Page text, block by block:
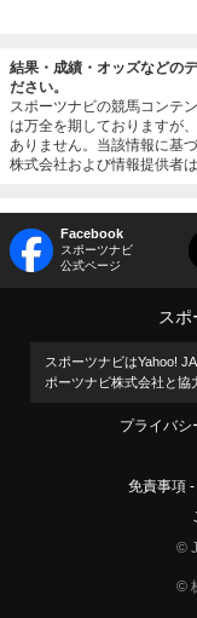
結果・成績・オッズなどの
ださい。
スポーツナビの競馬コンテ
は万全を期しておりますが
ありません。当該情報に基
株式会社および情報提供者
Facebook
スポーツナビ
公式ページ
ス
スポーツナビはYahoo!
ポーツナビ株式会社と協
プライバシ
免責事項
©
©